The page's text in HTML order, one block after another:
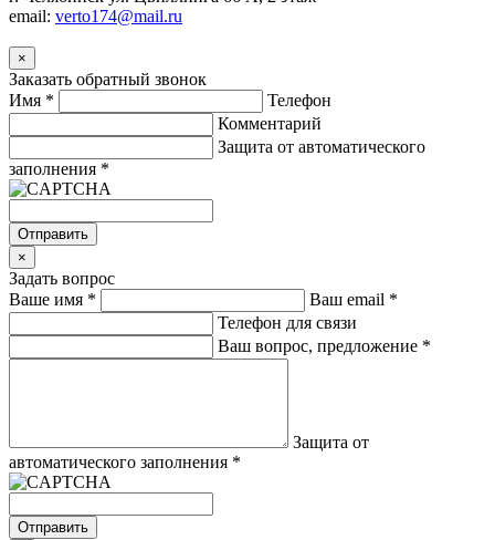
email: verto174@mail.ru
×
Заказать обратный звонок
Имя *
Телефон
Комментарий
Защита от автоматического
заполнения *
Отправить
×
Задать вопрос
Ваше имя * Ваш email *
Телефон для связи
Ваш вопрос, предложение *
Защита от
автоматического заполнения *
Отправить